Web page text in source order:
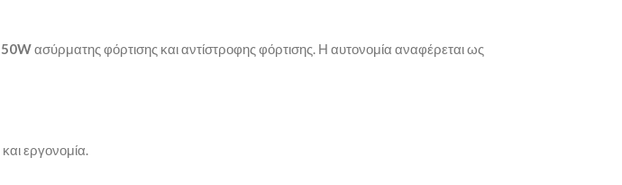
50Wασύρματης φόρτισης και αντίστροφης φόρτισης. Η αυτονομία αναφέρεται ως
εργονομία.